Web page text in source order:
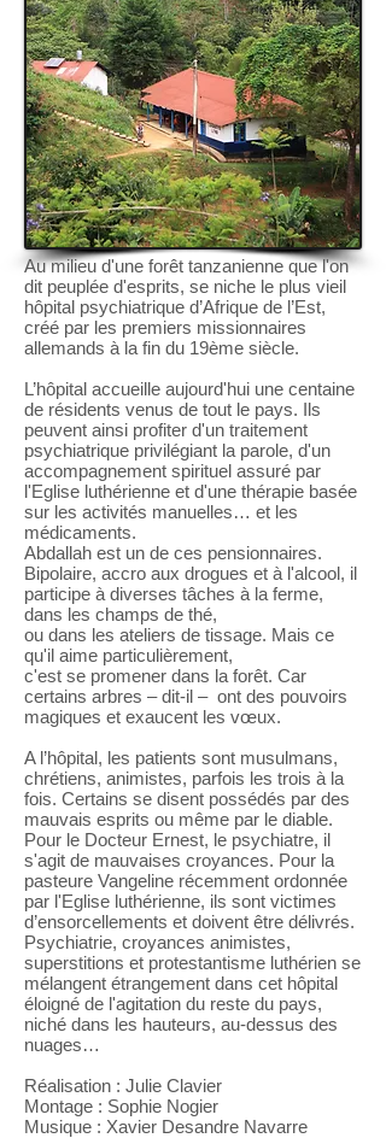
Au milieu d'une forêt tanzanienne que l'on
dit peuplée d'esprits, se niche le plus vieil
hôpital psychiatrique d’Afrique de l’Est,
créé par les premiers missionnaires
allemands à la fin du 19ème siècle.
L’hôpital accueille aujourd'hui une centaine
de résidents venus de tout le pays. Ils
peuvent ainsi profiter d'un traitement
psychiatrique privilégiant la parole, d'un
accompagnement spirituel assuré par
l'Eglise luthérienne et d'une thérapie basée
sur les activités manuelles… et les
médicaments.
Abdallah est un de ces pensionnaires.
Bipolaire, accro aux drogues et à l'alcool, il
participe à diverses tâches à la ferme,
dans les champs de thé,
ou dans les ateliers de tissage. Mais ce
qu'il aime particulièrement,
c'est se promener dans la forêt. Car
certains arbres – dit-il – ont des pouvoirs
magiques et exaucent les vœux.
A l’hôpital, les patients sont musulmans,
chrétiens, animistes, parfois les trois à la
fois. Certains se disent possédés par des
mauvais esprits ou même par le diable.
Pour le Docteur Ernest, le psychiatre, il
s'agit de mauvaises croyances. Pour la
pasteure Vangeline récemment ordonnée
par l'Eglise luthérienne, ils sont victimes
d’ensorcellements et doivent être délivrés.
Psychiatrie, croyances animistes,
superstitions et protestantisme luthérien se
mélangent étrangement dans cet hôpital
éloigné de l'agitation du reste du pays,
niché dans les hauteurs, au-dessus des
nuages…
Réalisation : Julie Clavier
Montage : Sophie Nogier
Musique : Xavier Desandre Navarre